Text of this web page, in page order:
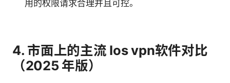
用的权限请求合理并且可控。
4. 市面上的主流 Ios vpn软件对比
（2025 年版）